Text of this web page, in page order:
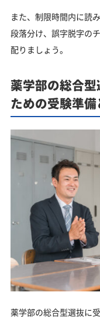
また、制限時間内に読
段落分け、誤字脱字の
配りましょう。
薬学部の総合
ための受験準
薬学部の総合型選抜に